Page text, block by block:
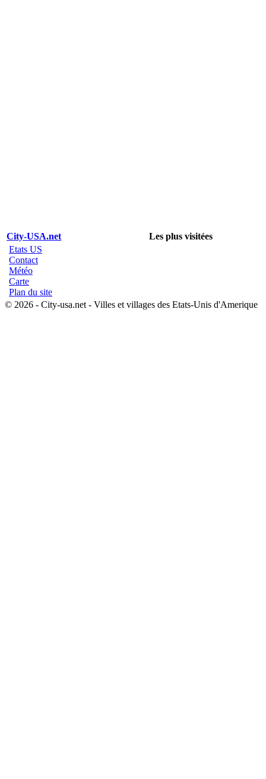
City-USA.net
Les plus visitées
Etats US
Contact
Météo
Carte
Plan du site
© 2026 - City-usa.net - Villes et villages des Etats-Unis d'Amerique